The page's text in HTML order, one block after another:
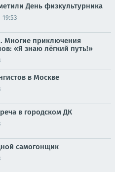
День физкультурника
19:53
Многие приключения
«Я знаю лёгкий путь!»
в Москве
в городском ДК
самогонщик